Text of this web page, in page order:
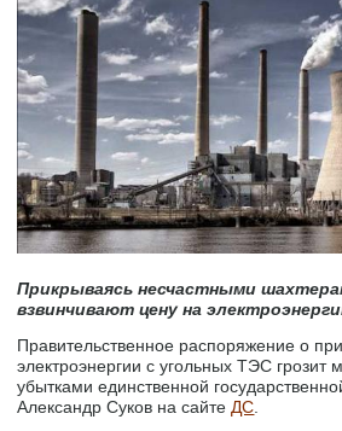
Прикрываясь несчастными
взвинчивают цену на
Правительственное распоряжение о
электроэнергии с угольных ТЭС грозит
убытками единственной
Александр Суков на сайте ДС